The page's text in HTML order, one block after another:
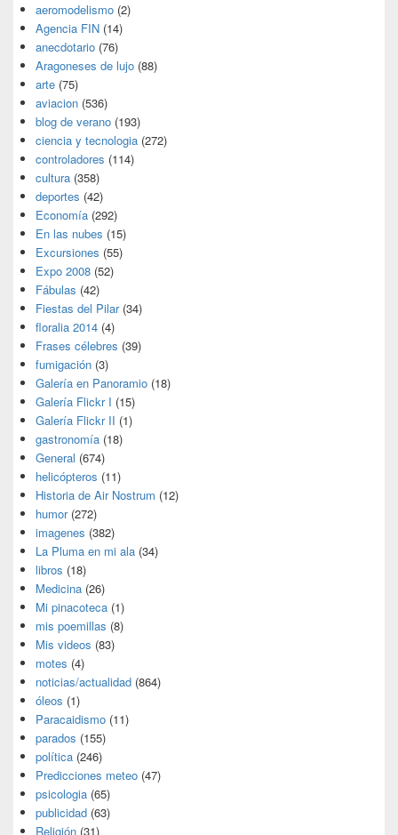
aeromodelismo (2)
Agencia FIN (14)
anecdotario (76)
Aragoneses de lujo (88)
arte (75)
aviacion (536)
blog de verano (193)
ciencia y tecnologia (272)
controladores (114)
cultura (358)
deportes (42)
Economía (292)
En las nubes (15)
Excursiones (55)
Expo 2008 (52)
Fábulas (42)
Fiestas del Pilar(34)
floralia 2014 (4)
Frases célebres (39)
fumigación (3)
Galería en Panoramio (18)
Galería Flickr I (15)
Galería Flickr II (1)
gastronomía (18)
General (674)
helicópteros (11)
Historia de Air Nostrum (12)
humor(272)
imagenes (382)
La Pluma en mi ala (34)
libros (18)
Medicina (26)
Mi pinacoteca (1)
mis poemillas (8)
Mis videos (83)
motes (4)
noticias/actualidad (864)
óleos (1)
Paracaidismo (11)
parados (155)
política (246)
Predicciones meteo (47)
psicologia (65)
publicidad (63)
Religión (31)